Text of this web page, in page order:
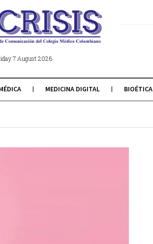
7 August 2026
MEDICINA DIGITAL BIOÉTICA